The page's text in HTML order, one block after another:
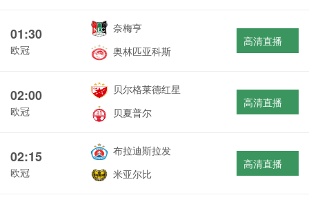
01:30
欧冠
奈梅亨
奥林匹亚科斯
高清直播
02:00
欧冠
贝尔格莱德红星
贝夏普尔
高清直播
02:15
欧冠
布拉迪斯拉发
米亚尔比
高清直播